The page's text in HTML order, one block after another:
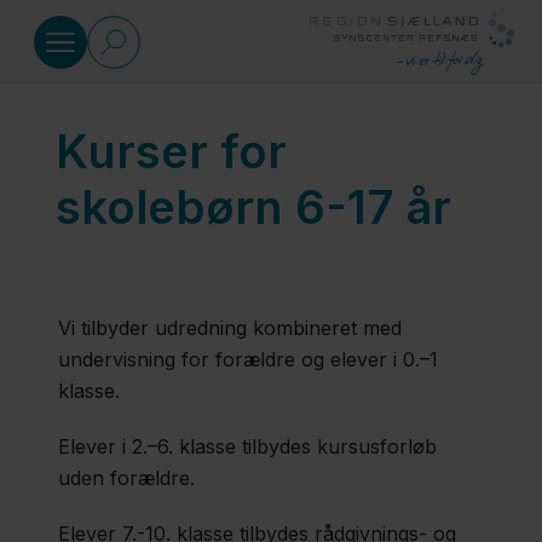
Kurser
Førskolebørn
Skolebørn
6-17 år
Forældre
Kurser for
skolebørn 6-17 år
Vi tilbyder udredning kombineret med
undervisning for forældre og elever i 0.–1
klasse.
Elever i 2.–6. klasse tilbydes kursusforløb
uden forældre.
Elever 7.-10. klasse tilbydes rådgivnings- og